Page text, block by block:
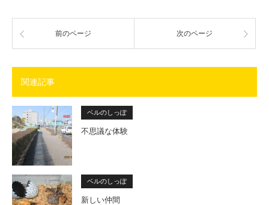
前のページ 次のページ
関連記事
ベルのしっぽ
不思議な体験
ベルのしっぽ
新しい仲間